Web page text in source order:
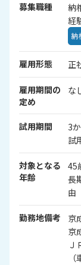
募集職種
納
経
雇用形態 正
雇用期間の
定め
な
試用期間
3
試
対象となる
年齢
45
長
由
勤務地備考
京
京
Ｊ